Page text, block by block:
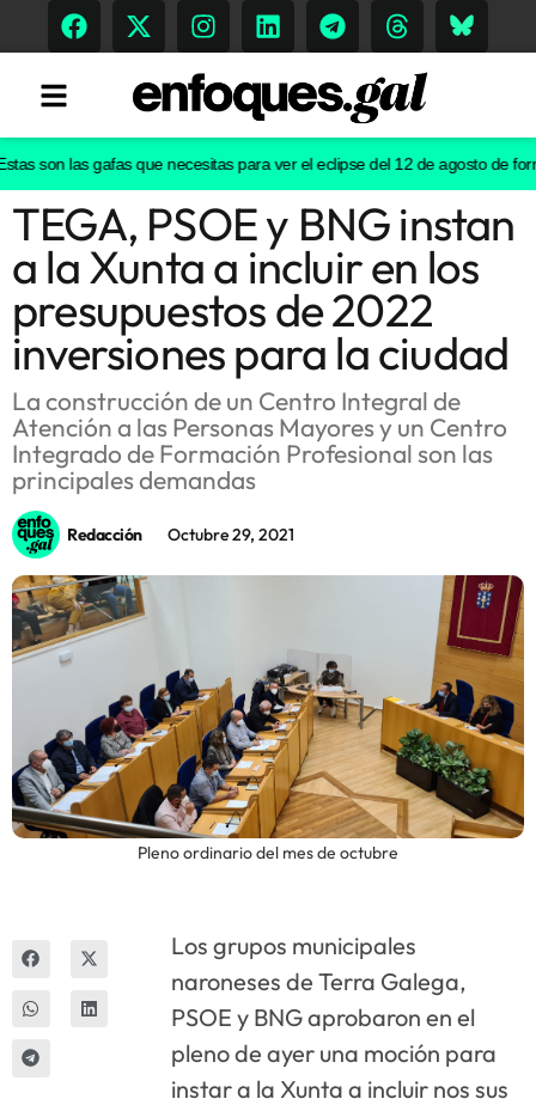
Tendencias
Memoria Histórica
Gastronomía
Escenarios
Sostenibilidad
Innova
son las gafas que necesitas para ver el eclipse del 12 de agosto de
TEGA, PSOE y BNG instan
a la Xunta a incluir en los
presupuestos de 2022
inversiones para la ciudad
La construcción de un Centro Integral de
Atención a las Personas Mayores y un Centro
Integrado de Formación Profesional son las
principales demandas
Redacción Octubre 29, 2021
Pleno ordinario del mes de octubre
Los grupos municipales
naroneses de Terra Galega,
PSOE y BNG aprobaron en el
pleno de ayer una moción para
instar a la Xunta a incluir nos sus